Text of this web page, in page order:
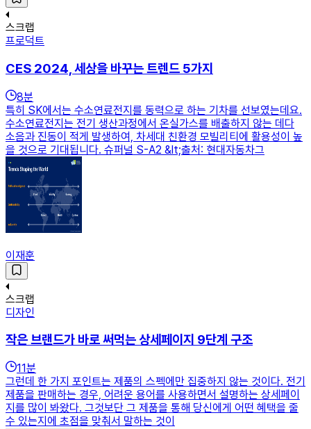
스크랩
프로덕트
CES 2024, 세상을 바꾸는 트렌드 5가지
8분
특히 SK에서는 수소연료전지를 동력으로 하는 기차를 선보였는데요.
수소연료전지는 전기 생산과정에서 온실가스를 배출하지 않는 데다
소음과 진동이 적게 발생하여, 차세대 친환경 모빌리티에 활용성이 높
을 것으로 기대됩니다. 슈퍼널 S-A2 &lt;출처: 현대자동차그
이재훈
스크랩
디자인
작은 브랜드가 바로 써먹는 상세페이지 9단계 구조
11분
그런데 한 가지 포인트는 제품의 스펙에만 집중하지 않는 것이다. 전기
제품을 판매하는 경우, 어려운 용어를 사용하면서 설명하는 상세페이
지를 많이 봐왔다. 그것보단 그 제품을 통해 당신에게 어떤 혜택을 줄
수 있는지에 초점을 맞춰서 말하는 것이